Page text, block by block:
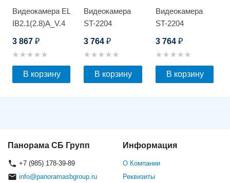
Видеокамера EL
IB2.1(2.8)A_V.4
3 867 ₽
В корзину
Видеокамера
ST-2204
3 764₽
В корзину
Видеокамера
ST-2204
3 764 ₽
В корзину
Панорама СБ Групп
+7 (985) 178-39-89
info@panoramasbgroup.ru
Информация
О Компании
Реквизиты